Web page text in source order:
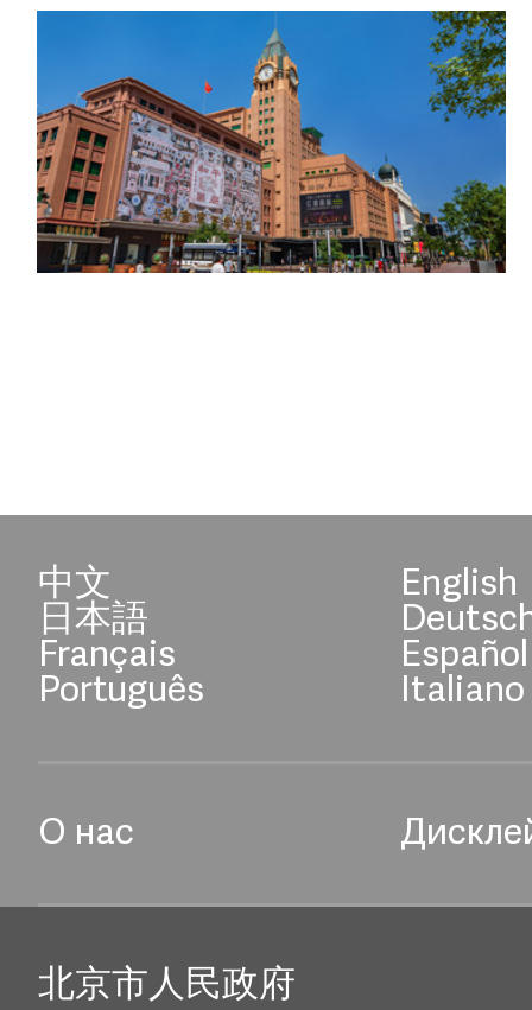
中文 English
日本語
Français Español
Português Italiano
О нас
北京市人民政府